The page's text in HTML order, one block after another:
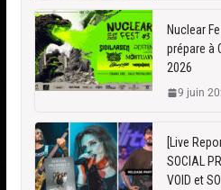
Nuclear
prépare à
2026
9 juin
[Live
SOCIAL
VOID et